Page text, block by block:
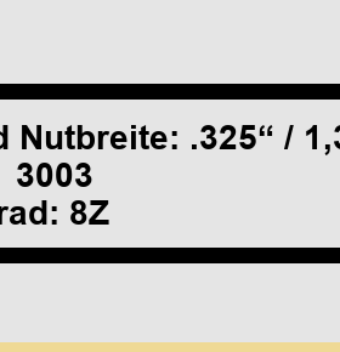
Nutbreite: .325“ /
3003
8Z